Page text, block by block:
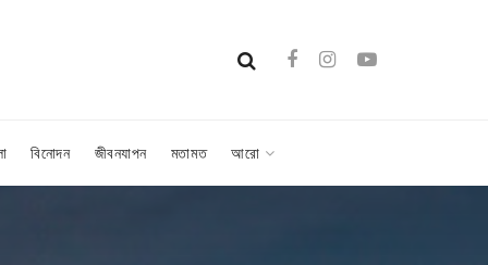
বিনোদন জীবনযাপন মতামত আরো